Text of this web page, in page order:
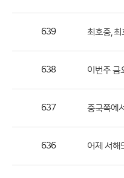
론
호,
639 최호중,
638 이번주 금
637 중국쪽에
636 어제 서해